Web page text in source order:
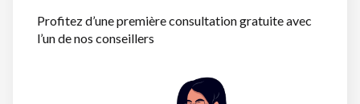
Profitez d’une première consultation gratuite avec
l’un de nos conseillers